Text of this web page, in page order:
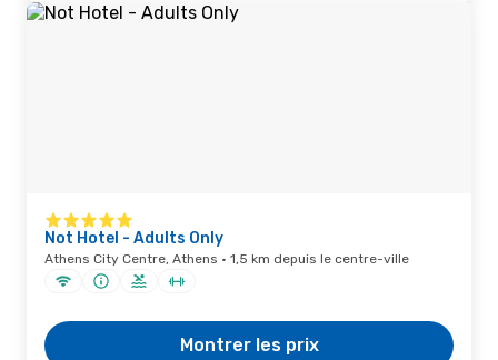
Not Hotel - Adults Only
Athens City Centre, Athens · 1,5 km depuis le centre-ville
Montrer les prix